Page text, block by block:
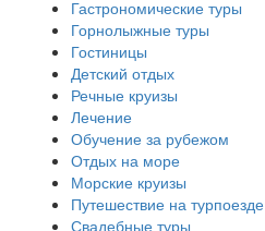
Гастрономические туры
Горнолыжные туры
Гостиницы
Детский отдых
Речные круизы
Лечение
Обучение за рубежом
Отдых на море
Морские круизы
Путешествие на турпоезде
Свадебные туры